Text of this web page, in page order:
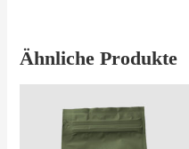
Ähnliche Produkte